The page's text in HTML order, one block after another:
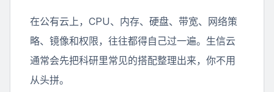
在公有云上，CPU、内存、硬盘、带宽、网络策
略、镜像和权限，往往都得自己过一遍。生信云
通常会先把科研里常见的搭配整理出来，你不用
从头拼。